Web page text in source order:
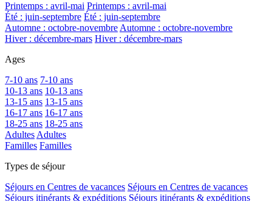
Printemps : avril-mai Printemps : avril-mai
Été : juin-septembre Été : juin-septembre
Automne : octobre-novembreAutomne : octobre-novembre
Hiver : décembre-mars Hiver : décembre-mars
Ages
7-10 ans 7-10 ans
10-13 ans 10-13 ans
13-15 ans 13-15 ans
16-17 ans 16-17 ans
18-25 ans 18-25 ans
AdultesAdultes
Familles Familles
Types de séjour
Séjours en Centres de vacances Séjours en Centres de vacances
Séjours itinérants & expéditions Séjours itinérants & expéditions